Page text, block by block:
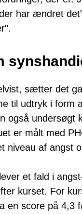
har ændret
sætter det
til udtryk i form
også undersøgt
er målt med
niveau af angst
et fald i
kurset. For
en score på 4,3